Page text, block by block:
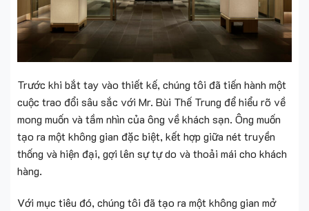
Trước khi bắt tay vào thiết kế, chúng tôi đã tiến hành một
cuộc trao đổi sâu sắc với Mr. Bùi Thế Trung để hiểu rõ về
mong muốn và tầm nhìn của ông về khách sạn. Ông muốn
tạo ra một không gian đặc biệt, kết hợp giữa nét truyền
thống và hiện đại, gợi lên sự tự do và thoải mái cho khách
hàng.
Với mục tiêu đó, chúng tôi đã tạo ra một không gian mở